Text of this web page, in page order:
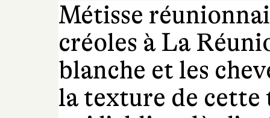
Métisse
créoles à La
blanche et les
la texture de cette